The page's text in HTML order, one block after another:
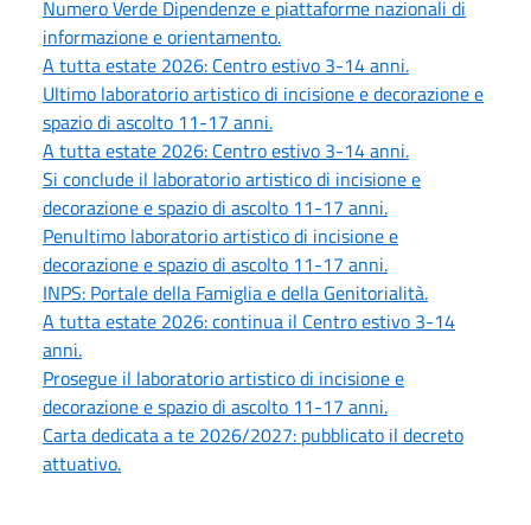
Numero Verde Dipendenze e piattaforme nazionali di
informazione e orientamento.
A tutta estate 2026: Centro estivo 3-14 anni.
Ultimo laboratorio artistico di incisione e decorazione e
spazio di ascolto 11-17 anni.
A tutta estate 2026: Centro estivo 3-14 anni.
Si conclude il laboratorio artistico di incisione e
decorazione e spazio di ascolto 11-17 anni.
Penultimo laboratorio artistico di incisione e
decorazione e spazio di ascolto 11-17 anni.
INPS: Portale della Famiglia e della Genitorialità.
A tutta estate 2026: continua il Centro estivo 3-14
anni.
Prosegue il laboratorio artistico di incisione e
decorazione e spazio di ascolto 11-17 anni.
Carta dedicata a te 2026/2027: pubblicato il decreto
attuativo.